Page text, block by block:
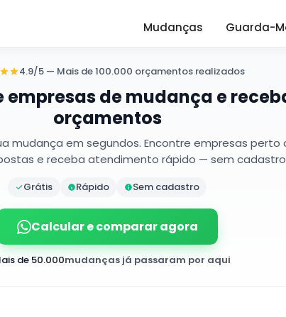
Mudanças Guarda-
4.9/5 — Mais de 100.000 orçamentos realizados
empresas de mudança e
orçamentos
mudança em segundos. Encontre empresas perto
e receba atendimento rápido — sem
Grátis Rápido Sem cadastro
Calcular e comparar agora
de 50.000mudanças já passaram por aqui